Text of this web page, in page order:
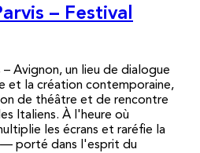
– Festival
– Avignon, un lieu de dialogue
et la création contemporaine,
de théâtre et de rencontre
Italiens. À l'heure où
les écrans et raréfie la
porté dans l'esprit du